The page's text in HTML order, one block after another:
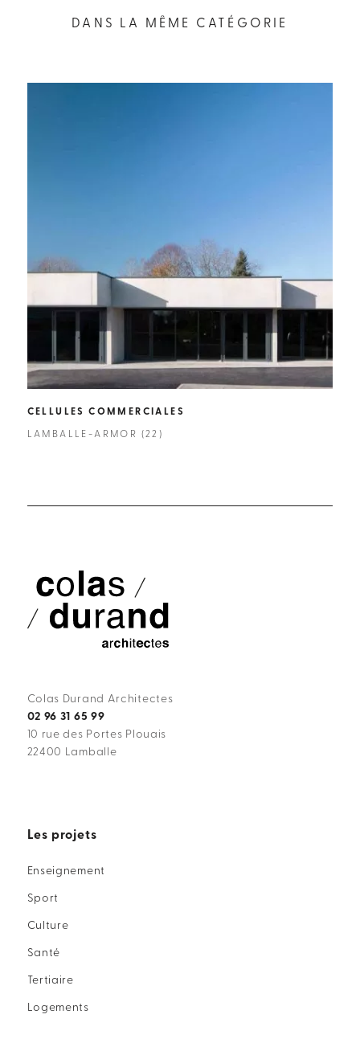
DANS LA MÊME CATÉGORIE
CELLULES COMMERCIALES
LAMBALLE-ARMOR (22)
Colas Durand Architectes
02 96 31 65 99
10 rue des Portes Plouais
22400 Lamballe
Les projets
Enseignement
Sport
Culture
Santé
Tertiaire
Logements